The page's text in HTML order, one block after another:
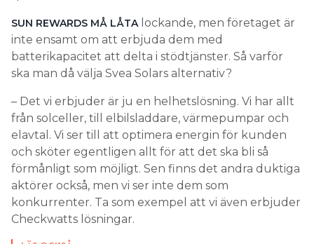
SUN REWARDS MÅ LÅTA lockande, men företaget är
inte ensamt om att erbjuda dem med
batterikapacitet att delta i stödtjänster. Så varför
ska man då välja Svea Solars alternativ?
– Det vi erbjuder är ju en helhetslösning. Vi har allt
från solceller, till elbilsladdare, värmepumpar och
elavtal. Vi ser till att optimera energin för kunden
och sköter egentligen allt för att det ska bli så
förmånligt som möjligt. Sen finns det andra duktiga
aktörer också, men vi ser inte dem som
konkurrenter. Ta som exempel att vi även erbjuder
Checkwatts lösningar.